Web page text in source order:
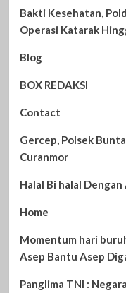
Bakti Kesehatan,
Operasi Katarak
Blog
BOX REDAKSI
Contact
Gercep, Polsek
Curanmor
Halal Bi halal
Home
Momentum hari
Asep Bantu Asep
Panglima TNI :